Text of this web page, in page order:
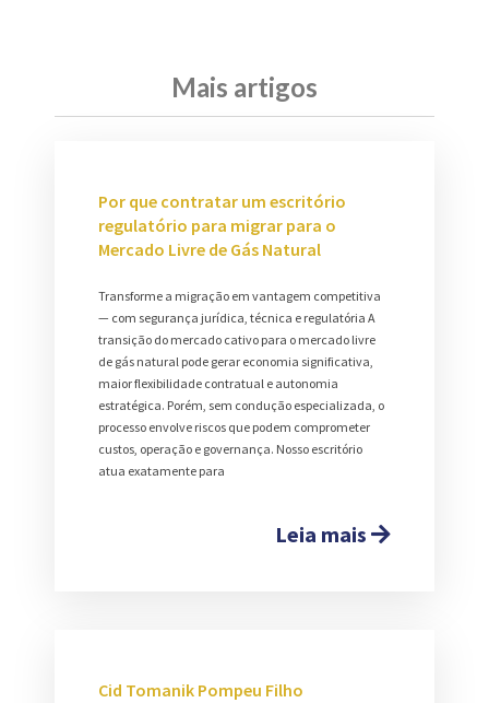
Mais artigos
Por que contratar um escritório
regulatório para migrar para o
Mercado Livre de Gás Natural
Transforme a migração em vantagem competitiva
— com segurança jurídica, técnica e regulatória A
transição do mercado cativo para o mercado livre
de gás natural pode gerar economia significativa,
maior flexibilidade contratual e autonomia
estratégica. Porém, sem condução especializada, o
processo envolve riscos que podem comprometer
custos, operação e governança. Nosso escritório
atua exatamente para
Leia mais
Cid Tomanik Pompeu Filho